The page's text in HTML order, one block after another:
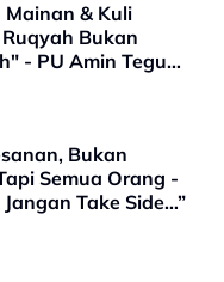
& Kuli
Bukan
- PU Amin Tegur
Paranormal
Bukan
Semua Orang -
Take Side…”